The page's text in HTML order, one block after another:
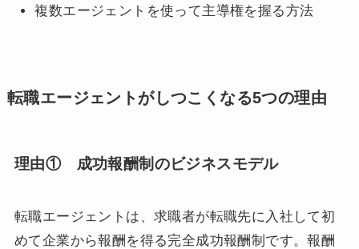
複数エージェントを使って主導権を握る方法
転職エージェントがしつこくなる5つの理由
理由① 成功報酬制のビジネスモデル
転職エージェントは、求職者が転職先に入社して初
めて企業から報酬を得る完全成功報酬制です。報酬